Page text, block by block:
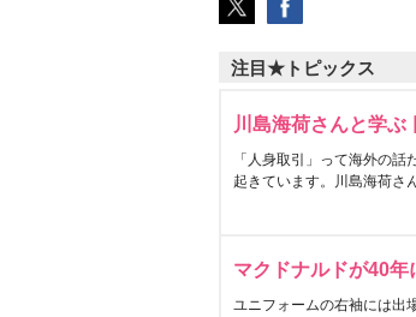
注目★トピックス
川島海荷さんと学ぶ
「人身取引」って海外の
起きています。川島海荷さ
マクドナルドが40年
ユニフォームの右袖には出